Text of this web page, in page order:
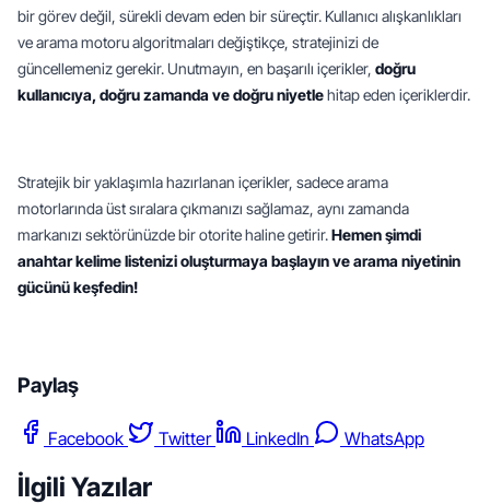
bir görev değil, sürekli devam eden bir süreçtir. Kullanıcı alışkanlıkları
ve arama motoru algoritmaları değiştikçe, stratejinizi de
güncellemeniz gerekir. Unutmayın, en başarılı içerikler, doğru
kullanıcıya, doğru zamanda ve doğru niyetle hitap eden içeriklerdir.
Stratejik bir yaklaşımla hazırlanan içerikler, sadece arama
motorlarında üst sıralara çıkmanızı sağlamaz, aynı zamanda
markanızı sektörünüzde bir otorite haline getirir. Hemen şimdi
anahtar kelime listenizi oluşturmaya başlayın ve arama niyetinin
gücünü keşfedin!
Paylaş
Facebook Twitter LinkedIn WhatsApp
İlgili Yazılar